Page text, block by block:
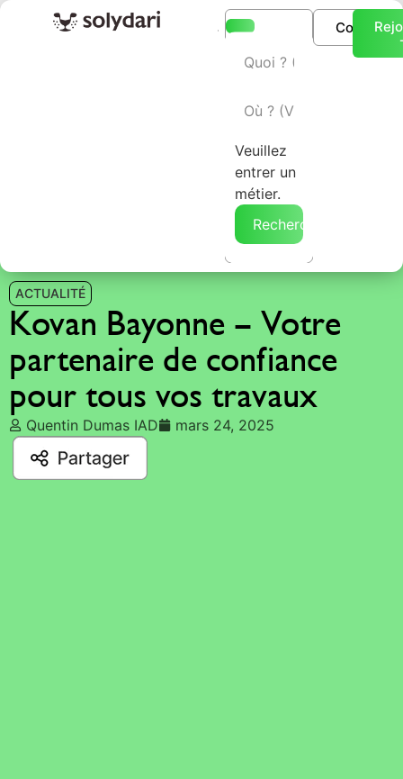
Veuillez
entrer un
métier.
Rechercher →
ACTUALITÉ
Kovan Bayonne – Votre
partenaire de confiance
pour tous vos travaux
Quentin Dumas IAD mars 24, 2025